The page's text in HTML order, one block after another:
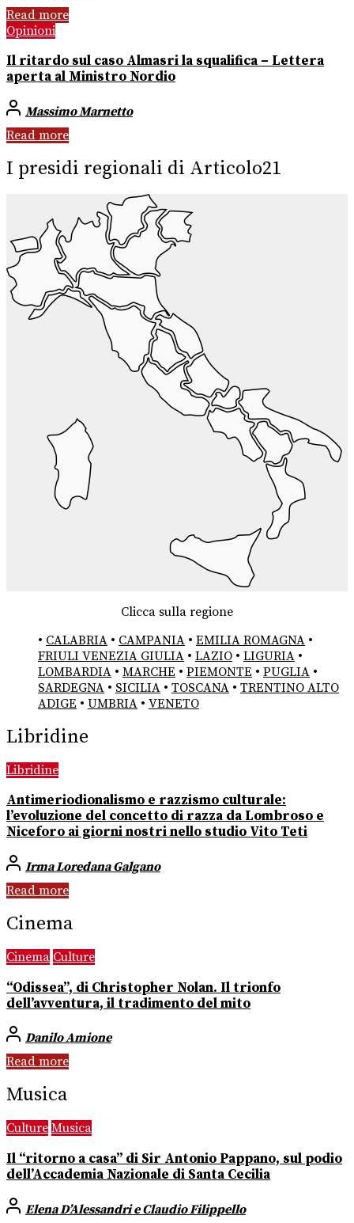
Read more
Opinioni
Il ritardo sul caso Almasri la squalifica – Lettera
aperta al Ministro Nordio
Massimo Marnetto
Read more
I presidi regionali di Articolo21
Clicca sulla regione
• CALABRIA • CAMPANIA • EMILIA ROMAGNA •
FRIULI VENEZIA GIULIA • LAZIO • LIGURIA •
LOMBARDIA • MARCHE • PIEMONTE • PUGLIA •
SARDEGNA • SICILIA • TOSCANA • TRENTINO ALTO
ADIGE • UMBRIA • VENETO
Libridine
Libridine
Antimeriodionalismo e razzismo culturale:
l’evoluzione del concetto di razza da Lombroso e
Niceforo ai giorni nostri nello studio Vito Teti
Irma Loredana Galgano
Read more
Cinema
Cinema Culture
“Odissea”, di Christopher Nolan. Il trionfo
dell’avventura, il tradimento del mito
Danilo Amione
Read more
Musica
Culture Musica
Il “ritorno a casa” di Sir Antonio Pappano, sul podio
dell’Accademia Nazionale di Santa Cecilia
Elena D’Alessandri e Claudio Filippello